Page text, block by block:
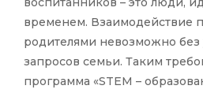
временем. Взаимодействие
родителями невозможно без
запросов семьи. Таким
программа «STEM –